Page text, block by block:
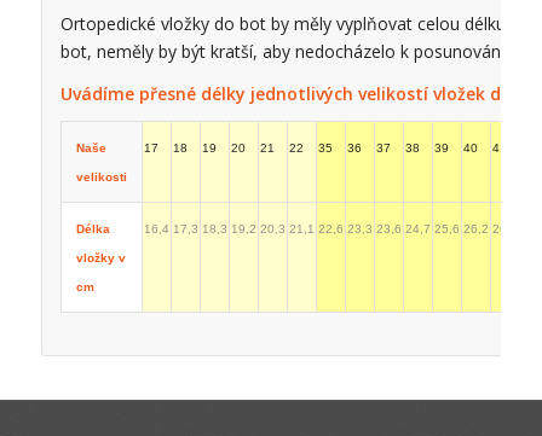
Ortopedické vložky do bot by měly vyplňovat celou délku
bot, neměly by být kratší, aby nedocházelo k posunování
Uvádíme přesné délky jednotlivých velikostí vložek do
Naše
velikosti
17 18 19 20 21 22 35 36 37 38 39 40 41
Délka
vložky v
cm
16,4 17,3 18,3 19,2 20,3 21,1 22,6 23,3 23,6 24,7 25,6 26,2 26,6